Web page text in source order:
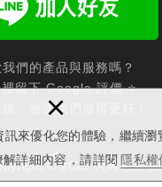
來優化您的體驗，繼續瀏
詳細內容，請詳閱 隱私權
×
們的產品與服務嗎？
留下 Google 評價 ⭐
饋，會讓我們做得更好！
© 2025 大興包裝